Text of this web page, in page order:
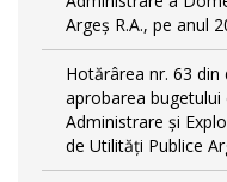
Argeș R.A., pe anul
Hotărârea nr. 63 din
aprobarea bugetului
Administrare și
de Utilități Publice